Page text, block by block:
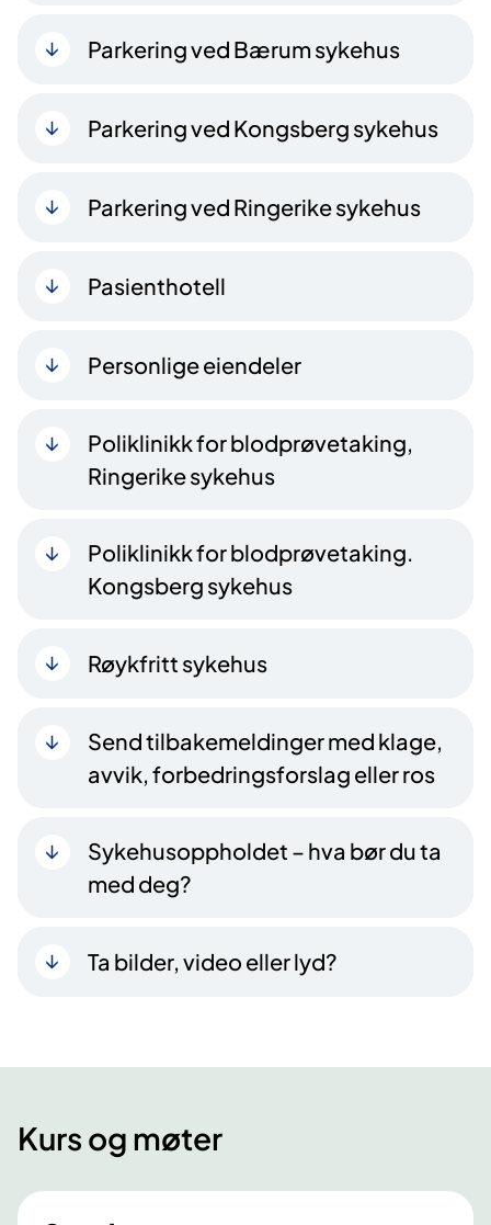
Parkering ved Bærum sykehus
Parkering ved Kongsberg sykehus
Parkering ved Ringerike sykehus
Pasienthotell
Personlige eiendeler
Poliklinikk for blodprøvetaking,
Ringerike sykehus
Poliklinikk for blodprøvetaking.
Kongsberg sykehus
Røykfritt sykehus
Send tilbakemeldinger med klage,
avvik, forbedringsforslag eller ros
Sykehusoppholdet – hva bør du ta
med deg?
Ta bilder, video eller lyd?
Kurs og møter